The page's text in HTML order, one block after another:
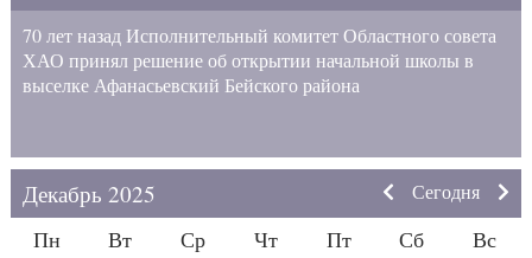
70 лет назад Исполнительный комитет Областного совета
ХАО принял решение об открытии начальной школы в
выселке Афанасьевский Бейского района
Декабрь 2025 Сегодня
Пн Вт Ср Чт Пт Сб
Вс